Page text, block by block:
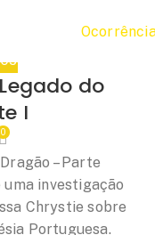
do
I
0
– Parte
investigação
Chrystie sobre
Portuguesa.